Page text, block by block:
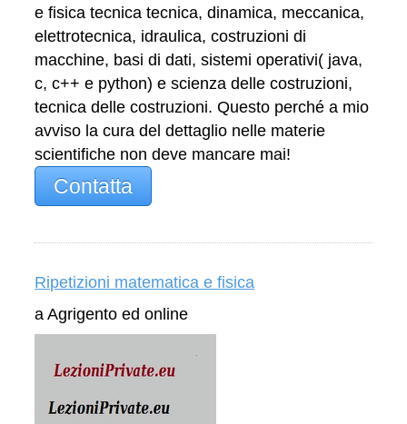
e fisica tecnica tecnica, dinamica, meccanica,
elettrotecnica, idraulica, costruzioni di
macchine, basi di dati, sistemi operativi( java,
c, c++ e python) e scienza delle costruzioni,
tecnica delle costruzioni. Questo perché a mio
avviso la cura del dettaglio nelle materie
scientifiche non deve mancare mai!
Contatta
Ripetizioni matematica e fisica
a Agrigento ed online